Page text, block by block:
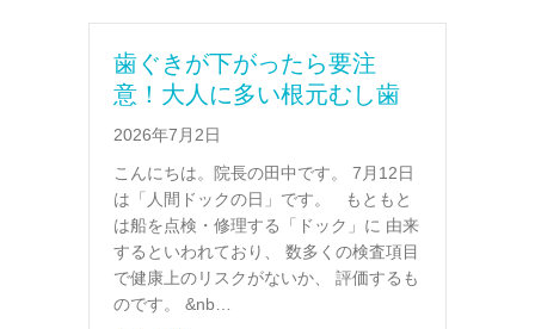
歯ぐきが下がったら要注
意！大人に多い根元むし歯
2026年7月2日
こんにちは。院長の田中です。 7月12日
は「人間ドックの日」です。 もともと
は船を点検・修理する「ドック」に 由来
するといわれており、 数多くの検査項目
で健康上のリスクがないか、 評価するも
のです。 &nb…